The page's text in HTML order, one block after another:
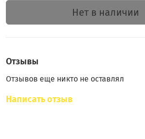
Нет в наличии
Отзывы
Отзывов еще никто не оставлял
Написать отзыв